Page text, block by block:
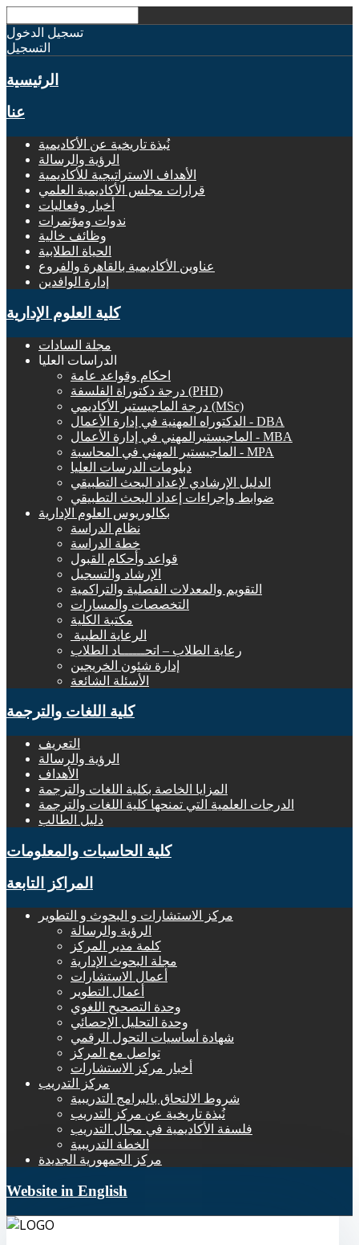
تسجيل الدخول
التسجيل
الرئيسية
عنا
نُبذة تاريخية عن الأكاديمية
الرؤية والرسالة
الأهداف الاستراتيجية للأكاديمية
قرارات مجلس الأكاديمية العلمي
أخبار وفعاليات
ندوات ومؤتمرات
وظائف خالية
الحياة الطلابية
عناوين الأكاديمية بالقاهرة والفروع
إدارة الوافدين
كلية العلوم الإدارية
مجلة السادات
الدراسات العليا
احكام وقواعد عامة
درجة دكتوراة الفلسفة (PHD)
درجة الماجيستير الأكاديمي (MSc)
الدكتوراه المهنية في إدارة الأعمال - DBA
الماجيستيرالمهني في إدارة الأعمال - MBA
الماجيستير المهني في المحاسبة - MPA
دبلومات الدرسات العليا
الدليل الإرشادي لإعداد البحث التطبيقي
ضوابط وإجراءات إعداد البحث التطبيقي
بكالوريوس العلوم الإدارية
نظام الدراسة
خطة الدراسة
قواعد وأحكام القبول
الإرشاد والتسجيل
التقويم والمعدلات الفصلية والتراكمية
التخصصات والمسارات
مكتبة الكلية
الرعاية الطبية ‏
رعاية الطلاب – اتحــــــاد الطلاب
إدارة شئون الخريجين
الأسئلة الشائعة
كلية اللغات والترجمة
التعريف
الرؤية والرسالة
الأهداف
المزايا الخاصة بكلية اللغات والترجمة
الدرجات العلمية التي تمنحها كلية اللغات والترجمة
دليل الطالب
كلية الحاسبات والمعلومات
المراكز التابعة
مركز الاستشارات و البحوث و التطوير
الرؤية والرسالة
كلمة مدير المركز
مجلة البحوث الإدارية
أعمال الاستشارات
أعمال التطوير
وحدة التصحيح اللغوي
وحدة التحليل الإحصائي
شهادة أساسيات التحول الرقمي
تواصل مع المركز
أخبار مركز الاستشارات
مركز التدريب
شروط الالتحاق بالبرامج التدريبية
نُبذة تاريخية عن مركز التدريب
فلسفة الأكاديمية في مجال التدريب
الخطة التدريبية
مركز الجمهورية الجديدة
Website in English